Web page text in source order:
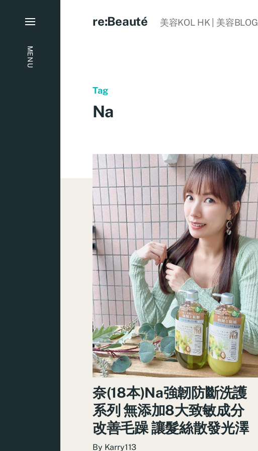
MENU
re:Beauté 美容KOL HK | 美容BLOG
Tag
Na
奈(18本)Na強韌防斷洗護
系列 無添加8大致敏成分
改善毛躁 讓髮絲散發光澤
By Karry113